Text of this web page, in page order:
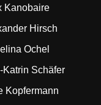
Kanobaire
Hirsch
Ochel
Katrin Schäfer
Kopfermann